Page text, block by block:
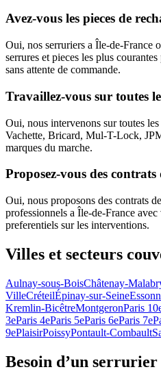
Avez-vous les pieces de
Oui, nos serruriers a Île-de-France
serrures et pieces les plus
sans attente de commande.
Travaillez-vous sur toutes
Oui, nous intervenons sur toutes
Vachette, Bricard, Mul-T-Lock,
marques du marche.
Proposez-vous des
Oui, nous proposons des contrats
professionnels a Île-de-France
preferentiels sur les interventions.
Villes et secteurs
Aulnay-sous-BoisChâtenay-
VilleCréteilÉpinay-sur-Seine
Kremlin-BicêtreMontgeronParis
3eParis 4eParis 5eParis 6eParis 7e
9ePlaisirPoissyPontault-Combault
Besoin d’un